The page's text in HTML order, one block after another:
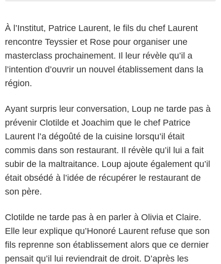
À l’Institut, Patrice Laurent, le fils du chef Laurent
rencontre Teyssier et Rose pour organiser une
masterclass prochainement. Il leur révèle qu’il a
l’intention d’ouvrir un nouvel établissement dans la
région.
Ayant surpris leur conversation, Loup ne tarde pas à
prévenir Clotilde et Joachim que le chef Patrice
Laurent l’a dégoûté de la cuisine lorsqu’il était
commis dans son restaurant. Il révèle qu’il lui a fait
subir de la maltraitance. Loup ajoute également qu’il
était obsédé à l’idée de récupérer le restaurant de
son père.
Clotilde ne tarde pas à en parler à Olivia et Claire.
Elle leur explique qu’Honoré Laurent refuse que son
fils reprenne son établissement alors que ce dernier
pensait qu’il lui reviendrait de droit. D’après les